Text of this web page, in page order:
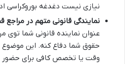
نیازی نیست دغدغه بوروکراسی
نمایندگی قانونی متهم در مراجع
عنوان نماینده قانونی شما توی
حقوق شما دفاع کنه. این
وقت یا تخصص کافی برای حضور